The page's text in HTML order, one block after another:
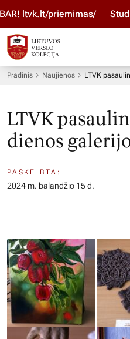
priemimas/ Studijuok
Pradinis Naujienos LTVK
LTVK
dienos
PASKELBTA:
2024 m. balandžio 15 d.